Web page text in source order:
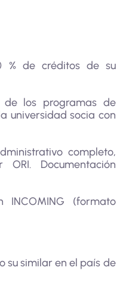
% de créditos de su
de los programas de
universidad socia con
completo,
Documentación
INCOMING (formato
su similar en el país de